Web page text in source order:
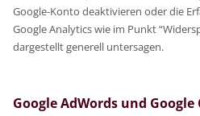
Google-Konto deaktivieren oder die
Google Analytics wie im Punkt
dargestellt generell untersagen.
Google AdWords und